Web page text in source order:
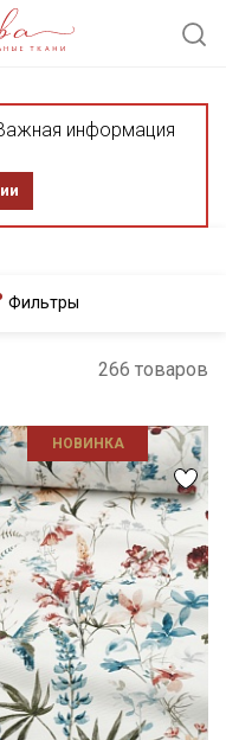
информация
Фильтры
266 товаров
НОВИНКА